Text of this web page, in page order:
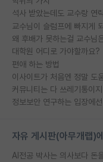
석사 받았는데도 교수랑 연
교수님이 슬럼프에 빠지게
대학원 어디로 가야할까요?
편애 하는 방법
이사이트가 처음엔 정말 도
커뮤니티는 다 쓰레기통이지
자유 게시판(아무개랩)
AI전공 박사는 의사보다 돈